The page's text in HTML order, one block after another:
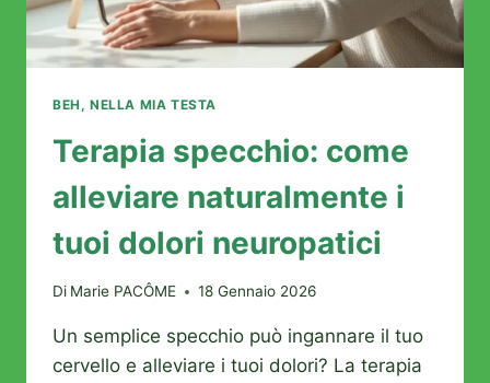
BEH, NELLA MIA TESTA
Terapia specchio: come
alleviare naturalmente i
tuoi dolori neuropatici
Di Marie PACÔME 18 Gennaio 2026
Un semplice specchio può ingannare il tuo
cervello e alleviare i tuoi dolori? La terapia